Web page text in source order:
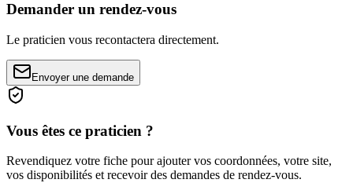
Demander un rendez-vous
Le praticien vous recontactera directement.
Envoyer une demande
Vous êtes ce praticien ?
Revendiquez votre fiche pour ajouter vos coordonnées, votre site,
vos disponibilités et recevoir des demandes de rendez-vous.